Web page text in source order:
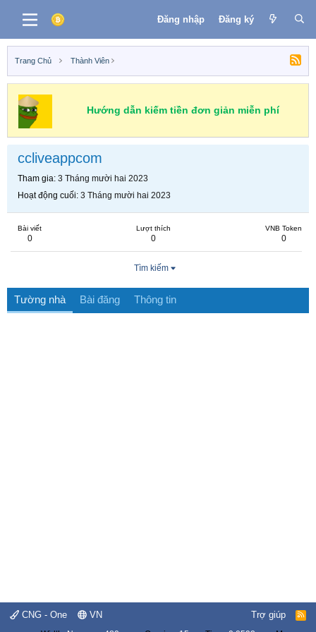
Đăng nhập Đăng ký
Trang Chủ Thành Viên
Hướng dẫn kiếm tiền đơn giản miễn phí
ccliveappcom
Tham gia 3 Tháng mười hai 2023
Hoạt động cuối 3 Tháng mười hai 2023
Bài viết
0
Lượt thích
0
VNB Token
0
Tìm kiếm
Tường nhà Bài đăng Thông tin
CNG - One VN Trợ giúp
R